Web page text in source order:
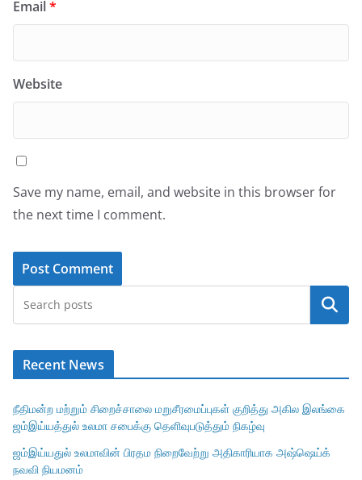
Email*
Website
Save my name, email, and website in this browser for
the next time I comment.
Search
Recent News
நீதிமன்ற மற்றும் சிறைச்சாலை மறுசீரமைப்புகள் குறித்து அகில இலங்கை
ஜம்இய்யத்துல் உலமா சபைக்கு தெளிவுபடுத்தும் நிகழ்வு
ஜம்இய்யதுல் உலமாவின் பிரதம நிறைவேற்று அதிகாரியாக அஷ்ஷெய்க்
நவவி நியமனம்